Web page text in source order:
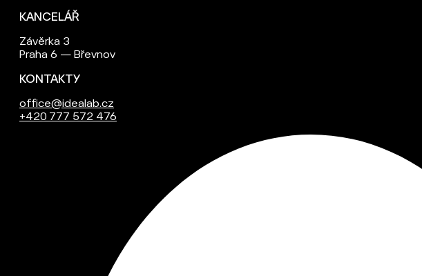
KANCELÁŘ
Závěrka 3
Praha 6 — Břevnov
KONTAKTY
office@idealab.cz
+420 777 572 476